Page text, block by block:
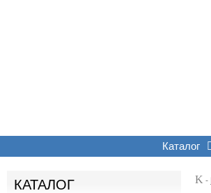
Каталог
КАТАЛОГ K -